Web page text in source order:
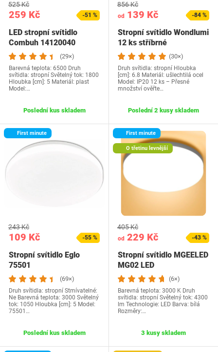
259 Kč
525 Kč
-51 %
LED stropní svítidlo
Combuh 14120040
(29×)
Barevná teplota: 6500 Druh
svítidla: stropní Světelný tok: 1800
Hloubka [cm]: 5 Materiál: plast
Model:…
Poslední kus skladem
od 139 Kč
856 Kč
-84 %
Stropní svítidlo Wondlumi
12 ks stříbrné
(30×)
Druh svítidla: stropní Hloubka
[cm]: 6.8 Materiál: ušlechtilá ocel
Model: IP20 12 ks – Přesné
množství ověřte…
Poslední 2 kusy skladem
First minute
109 Kč
243 Kč
-55 %
Stropní svítidlo Eglo
75501
(69×)
Druh svítidla: stropní Stmívatelné:
Ne Barevná teplota: 3000 Světelný
tok: 1050 Hloubka [cm]: 5 Model:
‎75501…
Poslední kus skladem
First minute
O třetinu levnější
od 229 Kč
405 Kč
-43 %
Stropní svítidlo MGEELED
MG02 LED
(6×)
Barevná teplota: 3000 K Druh
svítidla: stropní Světelný tok: 4300
lm Technologie: LED Barva: bílá
Rozměry:…
3 kusy skladem